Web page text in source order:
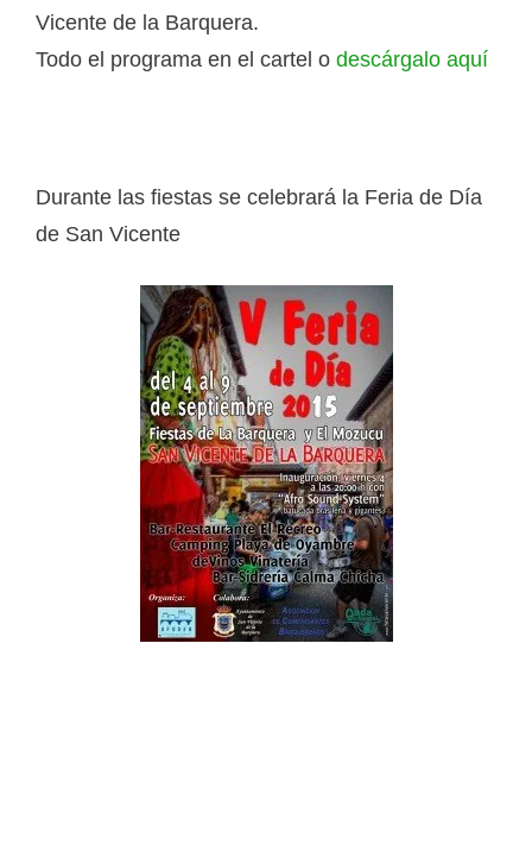
Vicente de la Barquera.
Todo el programa en el cartel o descárgalo aquí
Durante las fiestas se celebrará la Feria de Día
de San Vicente